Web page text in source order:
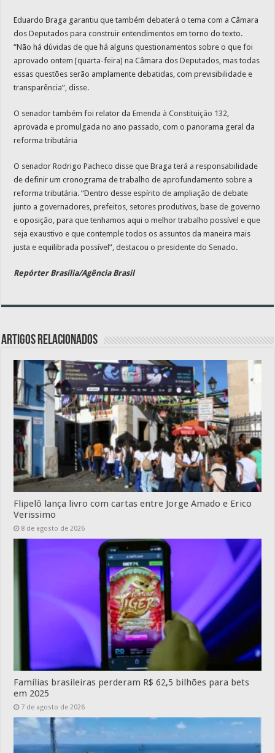
Eduardo Braga garantiu que também debaterá o tema com a Câmara
dos Deputados para construir entendimentos em torno do texto.
“Não há dúvidas de que há alguns questionamentos sobre o que foi
aprovado ontem [quarta-feira] na Câmara dos Deputados, mas todas
essas questões serão amplamente debatidas, com previsibilidade e
transparência”, disse.
O senador também foi relator daEmenda à Constituição 132,
aprovada e promulgada no ano passado, com o panorama geral da
reforma tributária
O senador Rodrigo Pacheco disse que Braga terá a responsabilidade
de definir um cronograma de trabalho de aprofundamento sobre a
reforma tributária. “Dentro desse espírito de ampliação de debate
junto a governadores, prefeitos, setores produtivos, base de governo
e oposição, para que tenhamos aqui o melhor trabalho possível e que
seja exaustivo e que contemple todos os assuntos da maneira mais
justa e equilibrada possível”, destacou o presidente do Senado.
Repórter Brasília/Agência Brasil
Artigos relacionados
Flipelô lança livro com cartas entre Jorge Amado e Erico
Verissimo
8 de agosto de 2026
Famílias brasileiras perderam R$ 62,5 bilhões para bets
em 2025
7 de agosto de 2026